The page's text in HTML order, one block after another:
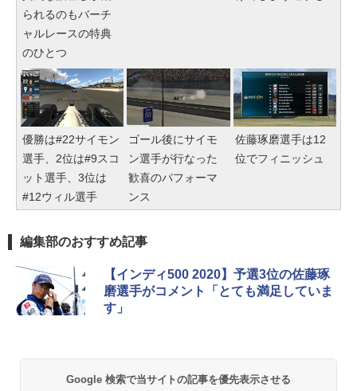
られるのもバーチ
ャルレースの特典
のひとつ
優勝は#22サイモン
選手、2位は#9スコ
ット選手、3位は
#12ウィル選手
ゴール後にサイモ
ン選手が行なった
歓喜のパフォーマ
ンス
佐藤琢磨選手は12
位でフィニッシュ
編集部のおすすめ記事
【インディ500 2020】予選3位の佐藤琢
磨選手がコメント「とても満足していま
す」
Google 検索で当サイトの記事を優先表示させる